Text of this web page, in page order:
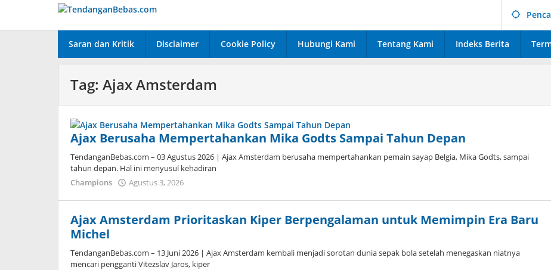
konten
Saran dan Kritik Disclaimer Cookie Policy Hubungi Kami Tentang Kami Indeks Berita
Tag: Ajax Amsterdam
Ajax Berusaha Mempertahankan Mika Godts Sampai Tahun Depan
TendanganBebas.com – 03 Agustus 2026 | Ajax Amsterdam berusaha mempertahankan pemain sayap Belgia, Mika Godts, sampai
tahun depan. Hal ini menyusul kehadiran
Champions
Agustus 3, 2026
Tampanatu
Ajax Amsterdam Prioritaskan Kiper Berpengalaman untuk Memimpin Era Baru
Michel
TendanganBebas.com – 13 Juni 2026 | Ajax Amsterdam kembali menjadi sorotan dunia sepak bola setelah menegaskan niatnya
mencari pengganti Vitezslav Jaros, kiper